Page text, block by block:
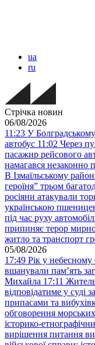
ua
ru
Стрічка новин
06/08/2026
11:23 У
автобус 11:02 Через
пасажир рейсового
намагався незаконно
В Ізмаїльському
героїня” трьом
росіяни атакували
українською
під час руху
припиняє терор
житло та транспорт
05/08/2026
17:49 Рік у небесному
вшанували пам’ять
Михайла 17:11
відповідатиме у суді
припасами та
обговорення
історико-
вирішення питання